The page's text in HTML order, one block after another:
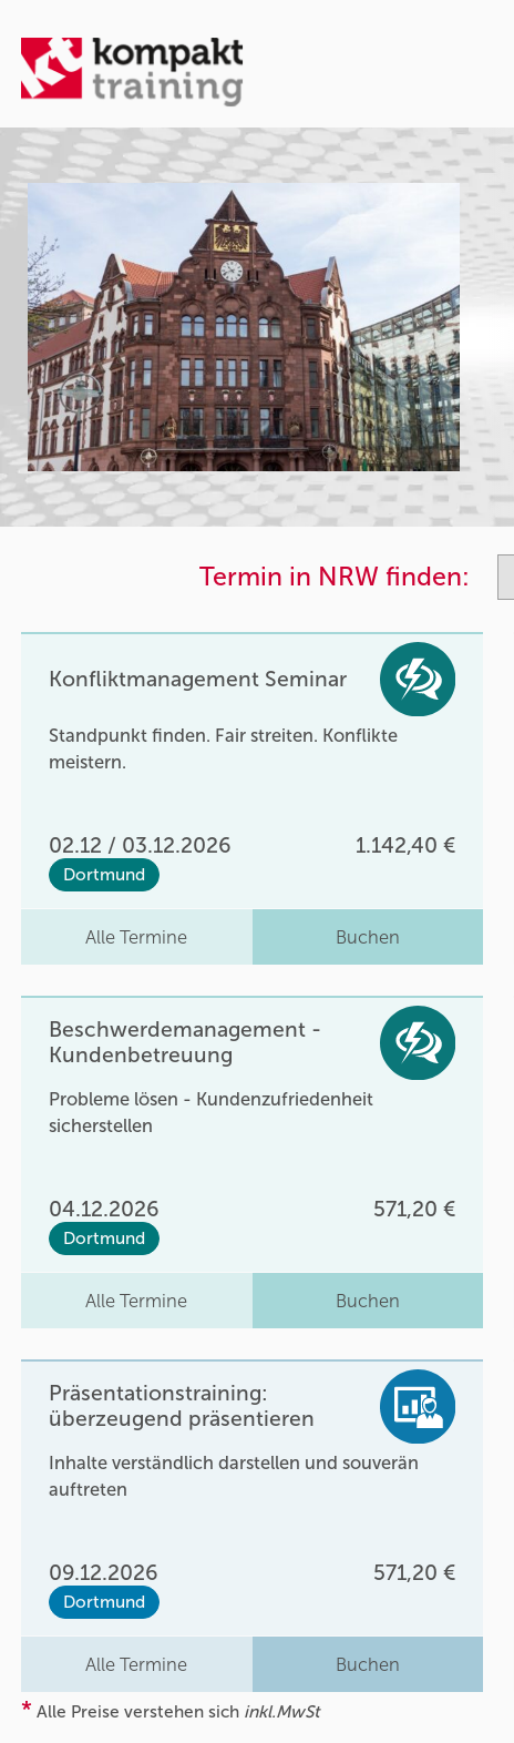
Termin in NRW finden:
Konfliktmanagement Seminar
Standpunkt finden. Fair streiten. Konflikte
meistern.
02.12 / 03.12.2026 1.142,40 €
Dortmund
Alle Termine Buchen
Beschwerdemanagement -
Kundenbetreuung
Probleme lösen - Kundenzufriedenheit
sicherstellen
04.12.2026 571,20 €
Dortmund
Alle Termine Buchen
Präsentationstraining:
überzeugend präsentieren
Inhalte verständlich darstellen und souverän
auftreten
09.12.2026 571,20 €
Dortmund
Alle Termine Buchen
* Alle Preise verstehen sich inkl.MwSt